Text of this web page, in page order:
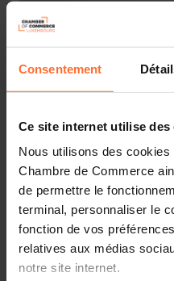
Consentement
Ce site internet utilise des
Nous utilisons des
Chambre de Commerce
de permettre le
terminal, personnaliser le
fonction de vos
relatives aux médias
notre site internet.
Vous êtes entrepreneur et
projets professionnels ?
sur l’accès au financement
réponses essentielles. Ce
présentation sommaire et